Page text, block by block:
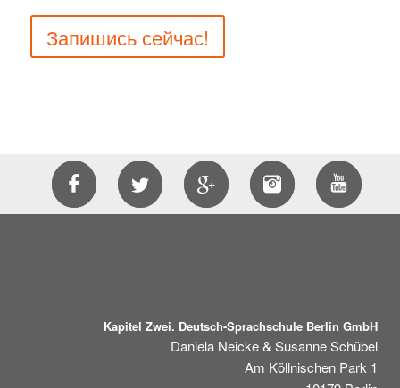
Запишись сейчас!
Kapitel Zwei. Deutsch-Sprachschule Berlin GmbH
Daniela Neicke & Susanne Schübel
Am Köllnischen Park 1